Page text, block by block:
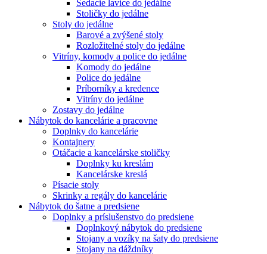
Sedacie lavice do jedálne
Stoličky do jedálne
Stoly do jedálne
Barové a zvýšené stoly
Rozložitelné stoly do jedálne
Vitríny, komody a police do jedálne
Komody do jedálne
Police do jedálne
Príborníky a kredence
Vitríny do jedálne
Zostavy do jedálne
Nábytok do kancelárie a pracovne
Doplnky do kancelárie
Kontajnery
Otáčacie a kancelárske stoličky
Doplnky ku kreslám
Kancelárske kreslá
Písacie stoly
Skrinky a regály do kancelárie
Nábytok do šatne a predsiene
Doplnky a príslušenstvo do predsiene
Doplnkový nábytok do predsiene
Stojany a vozíky na šaty do predsiene
Stojany na dáždníky